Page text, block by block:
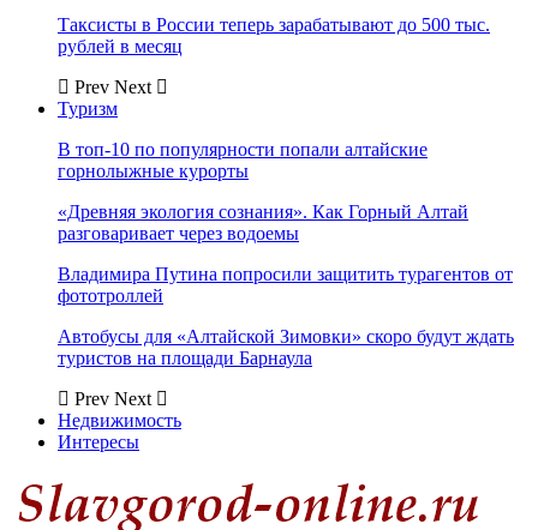
Таксисты в России теперь зарабатывают до 500 тыс.
рублей в месяц
Prev Next
Туризм
В топ-10 по популярности попали алтайские
горнолыжные курорты
«Древняя экология сознания». Как Горный Алтай
разговаривает через водоемы
Владимира Путина попросили защитить турагентов от
фототроллей
Автобусы для «Алтайской Зимовки» скоро будут ждать
туристов на площади Барнаула
Prev Next
Недвижимость
Интересы